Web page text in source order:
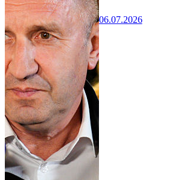
06.07.2026